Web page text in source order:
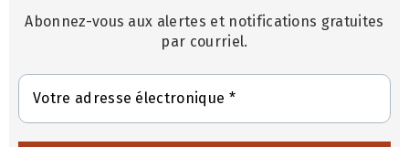
Abonnez-vous aux alertes et notifications gratuites
par courriel.